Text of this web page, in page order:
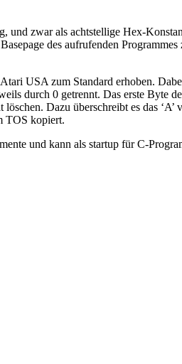
zwar als achtstellige Hex-
des aufrufenden
USA zum Standard erhoben.
durch 0 getrennt. Das erste Byte
Dazu überschreibt es das
TOS kopiert.
und kann als startup für C-